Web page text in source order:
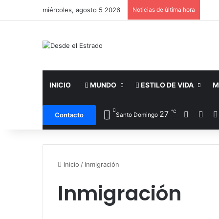
miércoles, agosto 5 2026 Noticias de última hora
INICIO MUNDO ESTILO DE VIDA
Contacto Santo Domingo 27 ℃
Inicio / Inmigración
Inmigración